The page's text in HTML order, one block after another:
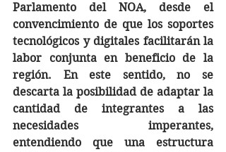
Parlamento del NOA, desde el
convencimiento de que los soportes
tecnológicos y digitales facilitarán la
labor conjunta en beneficio de la
región. En este sentido, no se
descarta la posibilidad de adaptar la
cantidad de integrantes a las
necesidades imperantes,
entendiendo que una estructura